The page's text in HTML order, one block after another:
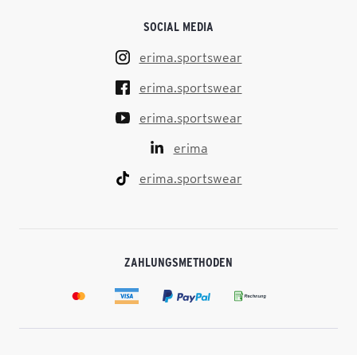
SOCIAL MEDIA
erima.sportswear
erima.sportswear
erima.sportswear
erima
erima.sportswear
ZAHLUNGSMETHODEN